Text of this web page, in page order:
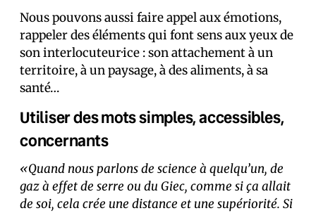
Nous pouvons aussi faire appel aux émotions,
rappeler des éléments qui font sens aux yeux de
son interlocuteur·ice : son attachement à un
territoire, à un paysage, à des aliments, à sa
santé…
Utiliser des mots simples, accessibles,
concernants
«Quand nous parlons de science à quelqu’un, de
gaz à effet de serre ou du Giec, comme si ça allait
de soi, cela crée une distance et une supériorité. Si